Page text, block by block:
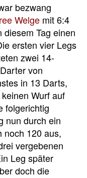
bezwang
Welge mit 6:4
Tag einen
ersten vier Legs
zwei 14-
von
in 13 Darts,
Wurf auf
folgerichtig
nun durch ein
noch 120 aus,
vergebenen
Leg später
doch die